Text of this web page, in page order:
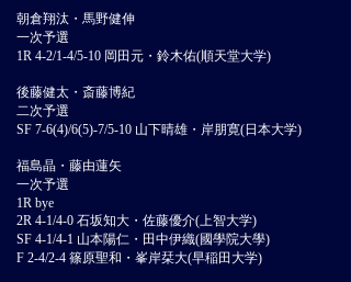
朝倉翔汰・馬野健伸
一次予選
1R 4-2/1-4/5-10 岡田元・鈴木佑(順天堂大学)
後藤健太・斎藤博紀
二次予選
SF 7-6(4)/6(5)-7/5-10 山下晴雄・岸朋寛(日本大学)
福島晶・藤由蓮矢
一次予選
1R bye
2R 4-1/4-0 石坂知大・佐藤優介(上智大学)
SF 4-1/4-1 山本陽仁・田中伊織(國學院大學)
F 2-4/2-4 篠原聖和・峯岸栞大(早稲田大学)